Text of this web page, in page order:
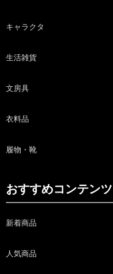
キャラクタ
生活雑貨
文房具
衣料品
履物・靴
おすすめコンテンツ
新着商品
人気商品